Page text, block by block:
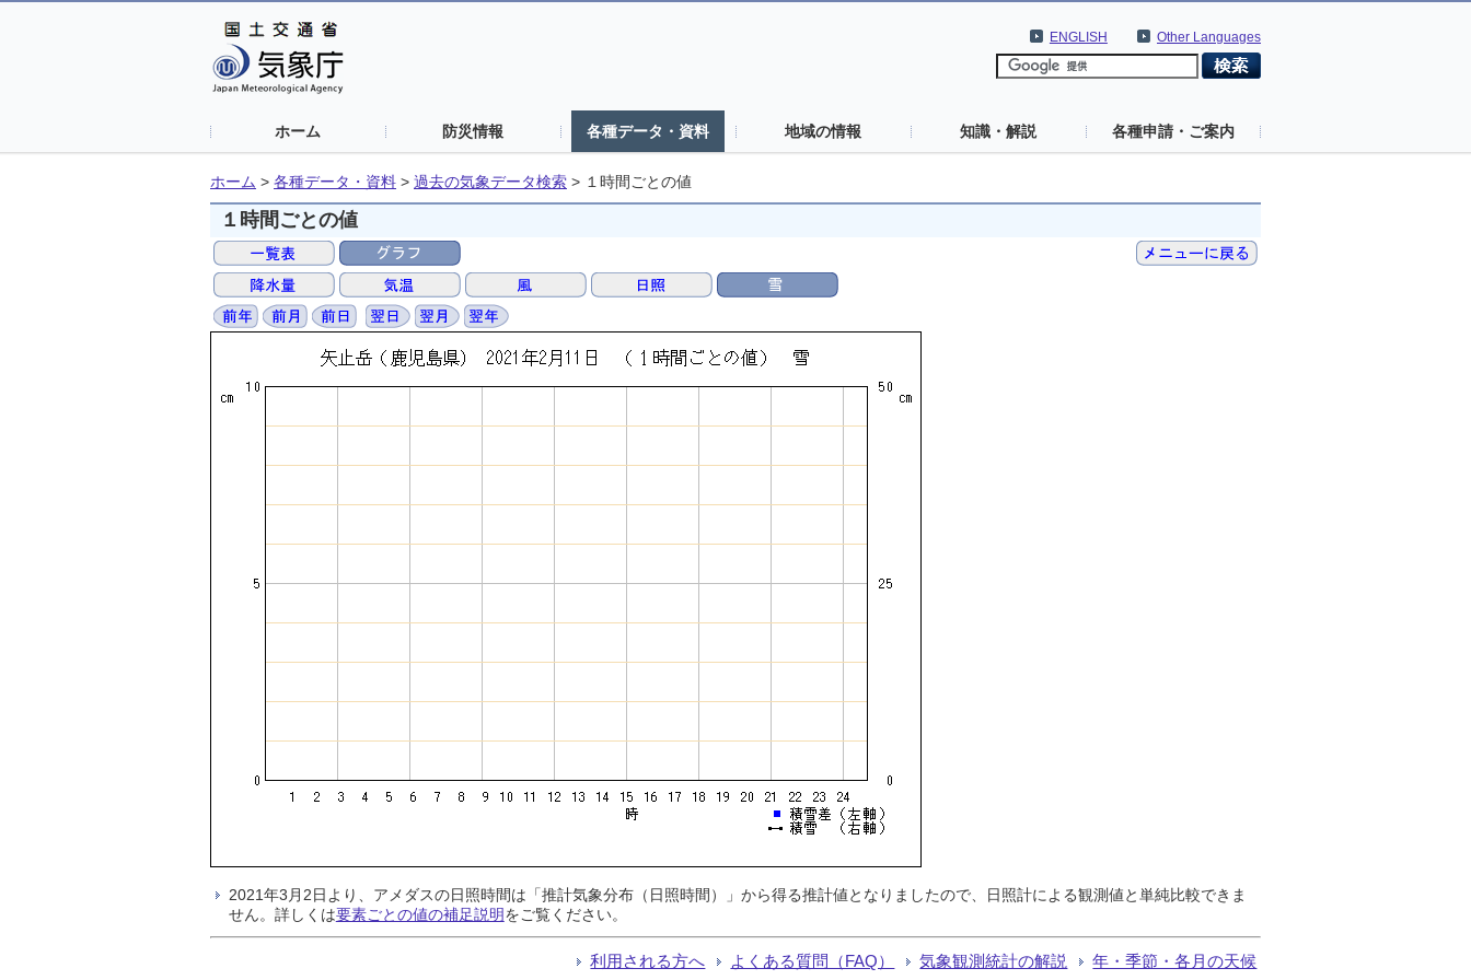
Other Languages
ENGLISH
ホーム 防災情報 各種データ・資料 地域の情報 知識・解説 各種申請・ご案内
ホーム > 各種データ・資料 > 過去の気象データ検索 > １時間ごとの値
１時間ごとの値
2021年3月2日より、アメダスの日照時間は「推計気象分布（日照時間）」から得る推計値となりましたので、日照計による観測値と単純比較できま
せん。詳しくは要素ごとの値の補足説明をご覧ください。
利用される方へ よくある質問（FAQ） 気象観測統計の解説 年・季節・各月の天候